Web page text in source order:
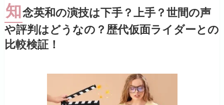
知念英和の演技は下手？上手？世間の声
や評判はどうなの？歴代仮面ライダーとの
比較検証！